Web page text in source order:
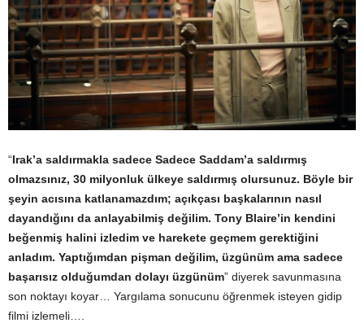
“Irak’a saldırmakla sadece Sadece Saddam’a saldırmış
olmazsınız, 30 milyonluk ülkeye saldırmış olursunuz. Böyle bir
şeyin acısına katlanamazdım; açıkçası başkalarının nasıl
dayandığını da anlayabilmiş değilim. Tony Blaire’in kendini
beğenmiş halini izledim ve harekete geçmem gerektiğini
anladım. Yaptığımdan pişman değilim, üzgünüm ama sadece
başarısız olduğumdan dolayı üzgünüm” diyerek savunmasına
son noktayı koyar… Yargılama sonucunu öğrenmek isteyen gidip
filmi izlemeli….